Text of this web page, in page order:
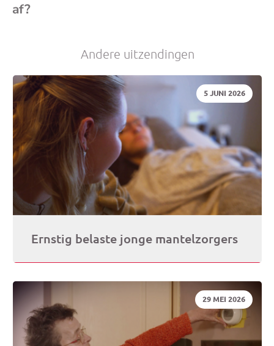
af?
Andere uitzendingen
DATUM:
5 JUNI 2026
Ernstig belaste jonge mantelzorgers
DATUM:
29 MEI 2026